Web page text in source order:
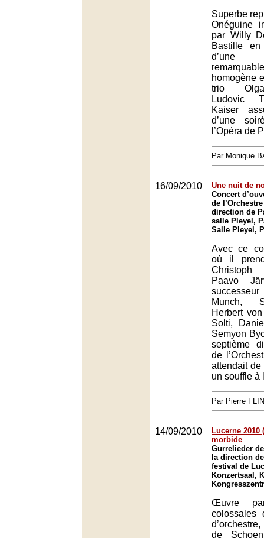
Superbe
Onéguine
par Willy
Bastille
d’une
homogène
trio Olga
Ludovic
Kaiser
d’une
l’Opéra de
Par Monique
16/09/2010
Une nuit de
Concert
de
direction de
salle Pleyel,
Salle Pleyel,
Avec ce
où il
Christoph
Paavo
Munch,
Herbert
Solti,
Semyon
septième
de
attendait de
un souffle à
Par Pierre
14/09/2010
Lucerne 2010
morbide
Gurrelieder
la direction
festival de
Konzertsaal,
Œuvre
colossales
de